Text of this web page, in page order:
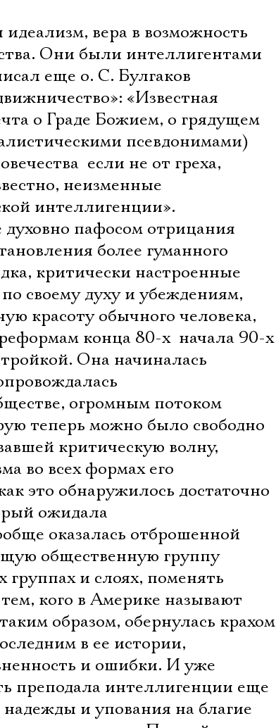
вера в возможность
Они были интеллигентами
еще о. С. Булгаков
«Известная
о Граде Божием, о грядущем
псевдонимами)
 если не от греха,
неизменные
интеллигенции».
пафосом отрицания
более гуманного
критически настроенные
своему духу и убеждениям,
красоту обычного человека,
конца 80-х  начала 90-х
Она начиналась
огромным потоком
теперь можно было свободно
критическую волну,
во всех формах его
это обнаружилось достаточно
ожидала
оказалась отброшенной
общественную группу
и слоях, поменять
кого в Америке называют
образом, обернулась крахом
в ее истории,
и ошибки. И уже
преподала интеллигенции еще
и упования на благие